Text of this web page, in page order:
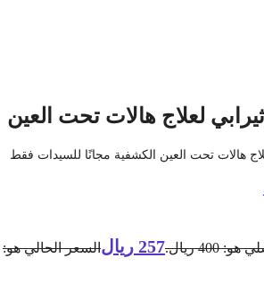
لعلاج هالات تحت العين
تحت العين الكشفية مجانًا للسيدات فقط
257 ريال السعر الحالي هو: